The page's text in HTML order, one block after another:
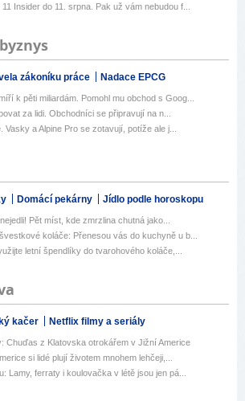
Insider do 11. srpna. Pak už vám nebudou f...
zákoníku práce Nadace EPCG
k pěti miliardám. Pomohl mu obchod s Goog...
za lidi. Obchodníci se připravují na n...
a Alpine Pro se zotavují, potíže ale j...
Domácí pekárny Jídlo podle horoskopu
Pět míst, kde zmrzlina chutná jako...
koláče: Přenesou vás do kuchyně u b...
letní špendlíky do tvarohového koláče,...
kačer Netflix filmy a seriály
Chuďas z Klatovska otrokářem v Jižní Americe
si lidé plují životem mnohem lehčeji,...
Lamy, ferraty i koulovačka v létě jsou jen pá...